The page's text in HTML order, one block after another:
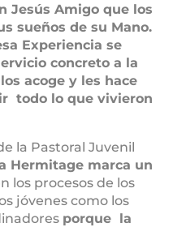
Jesús Amigo que los
sueños de su Mano.
Experiencia se
concreto a la
acoge y les hace
todo lo que vivieron
la Pastoral Juvenil
Hermitage marca un
los procesos de los
jóvenes como los
porque la